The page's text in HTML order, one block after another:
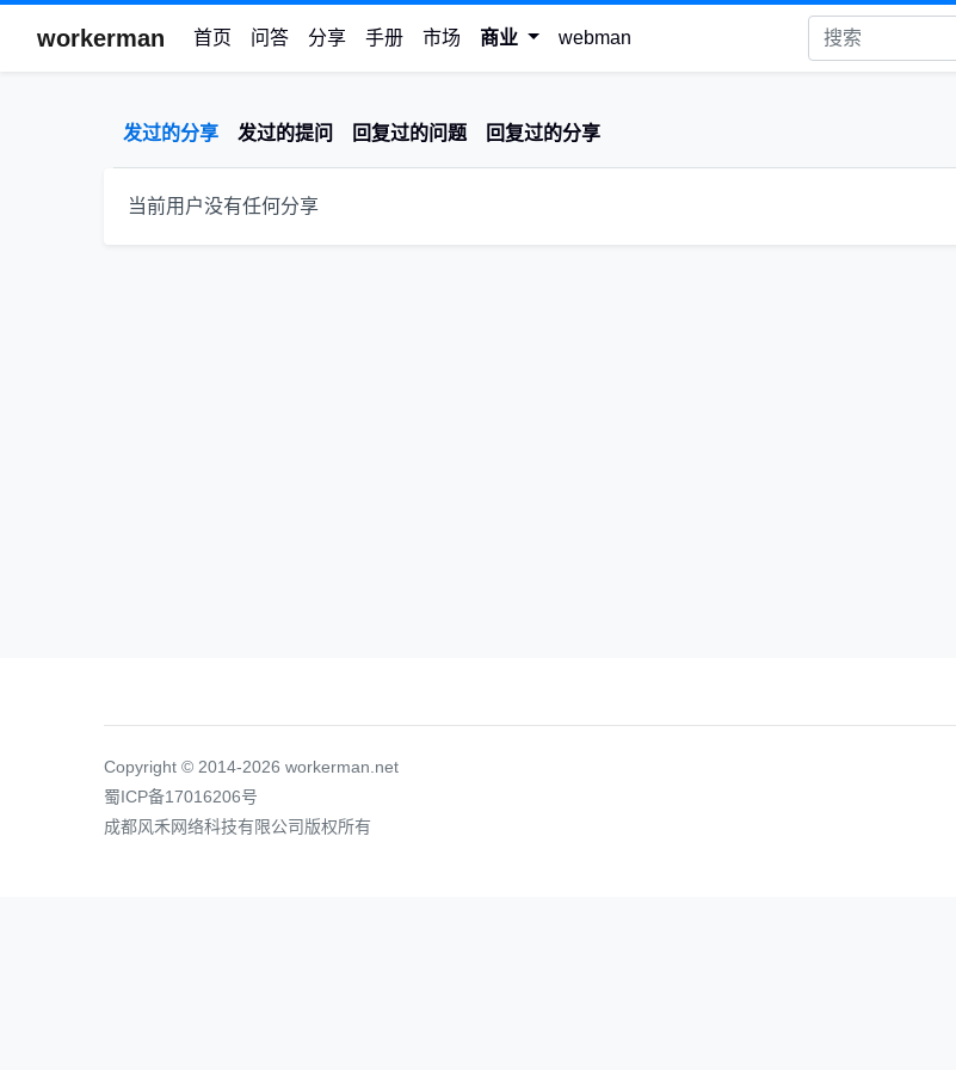
workerman 首页 问答 分享 手册 市场 商业 webman
发过的分享 发过的提问 回复过的问题 回复过的分享
当前用户没有任何分享
Copyright © 2014-2026 workerman.net
蜀ICP备17016206号
成都风禾网络科技有限公司版权所有